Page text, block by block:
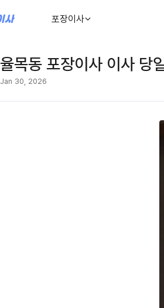
포장이사
율목동 포장이사 이사 당
Jan 30, 2026